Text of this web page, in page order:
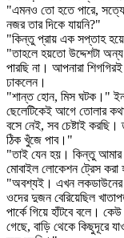
"এমনও তো হতে পারে,
নজর তার দিকে যায়নি?"
"কিন্তু প্রায় এক সপ্তাহ
"তাহলে হয়তো উদ্দেশটা
পারছি না। আপনারা
ঢাকলেন।
"শান্ত হোন, মিস ঘটক।"
ছেলেটিকেই আগে তোলার
বসে নেই, সব চেষ্টাই
ঠিক খুঁজে পাব।"
"তাই যেন হয়। কিন্তু আমার
মোবাইল লোকেশন ট্রেস করা
"অবশ্যই। এখন লকডাউনের
ওদের দুজন বেরিয়েছিল
পার্কে গিয়ে হাঁটবে বলে।
গেছে, বাড়ি থেকে কিছুদূরে